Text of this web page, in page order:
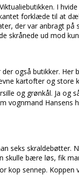
I
forklæde til at
der var anbragt
skrånede ud mod
der også butikker.
kartofter og store
og grønkål. Ja og
vognmand
seks skraldebøtter.
skulle bære løs, fik
kop sennep.